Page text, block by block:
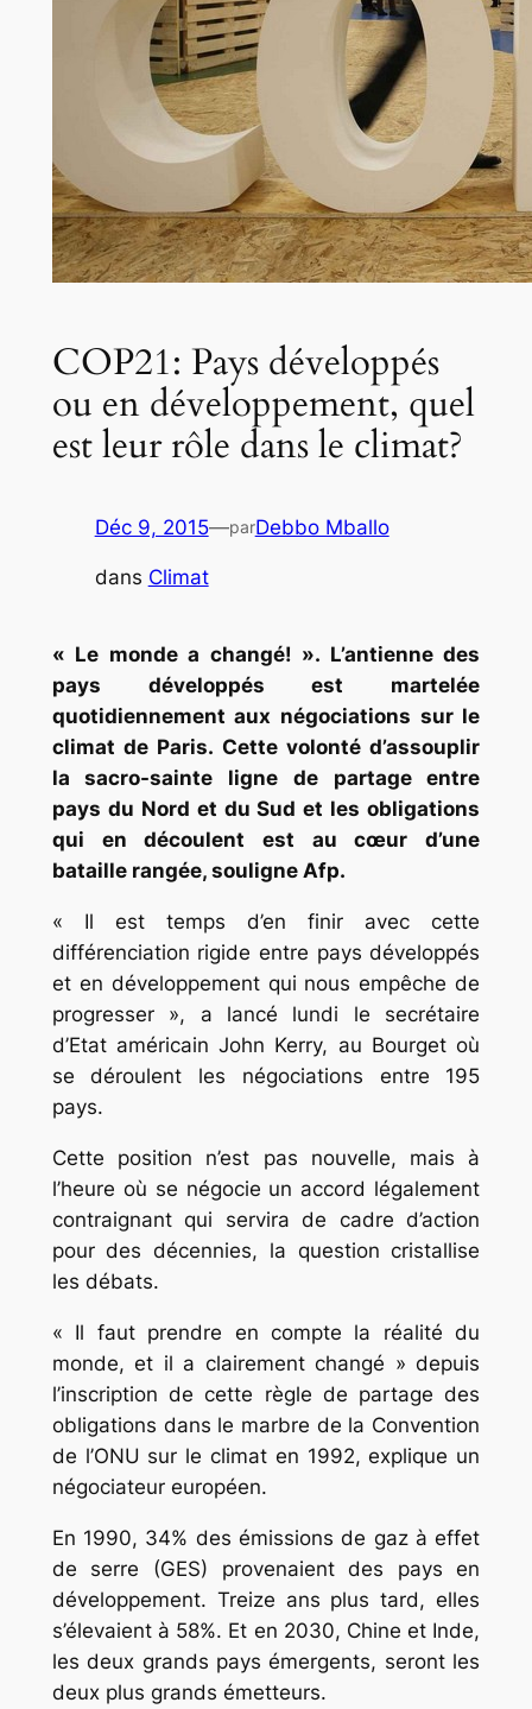
COP21: Pays développés
ou en développement, quel
est leur rôle dans le climat?
Déc 9, 2015—parDebbo Mballo
dans Climat
« Le monde a changé! ». L’antienne des
pays développés est martelée
quotidiennement aux négociations sur le
climat de Paris. Cette volonté d’assouplir
la sacro-sainte ligne de partage entre
pays du Nord et du Sud et les obligations
qui en découlent est au cœur d’une
bataille rangée, souligne Afp.
« Il est temps d’en finir avec cette
différenciation rigide entre pays développés
et en développement qui nous empêche de
progresser », a lancé lundi le secrétaire
d’Etat américain John Kerry, au Bourget où
se déroulent les négociations entre 195
pays.
Cette position n’est pas nouvelle, mais à
l’heure où se négocie un accord légalement
contraignant qui servira de cadre d’action
pour des décennies, la question cristallise
les débats.
« Il faut prendre en compte la réalité du
monde, et il a clairement changé » depuis
l’inscription de cette règle de partage des
obligations dans le marbre de la Convention
de l’ONU sur le climat en 1992, explique un
négociateur européen.
En 1990, 34% des émissions de gaz à effet
de serre (GES) provenaient des pays en
développement. Treize ans plus tard, elles
s’élevaient à 58%. Et en 2030, Chine et Inde,
les deux grands pays émergents, seront les
deux plus grands émetteurs.